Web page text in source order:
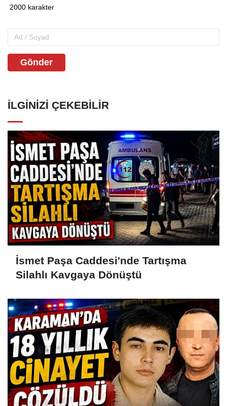
Gönder
İLGINIZI ÇEKEBILIR
İsmet Paşa Caddesi'nde Tartışma
Silahlı Kavgaya Dönüştü